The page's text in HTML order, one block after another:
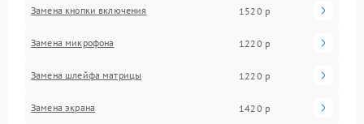
Замена кнопки включения 1520 р
Замена микрофона 1220 р
Замена шлейфа матрицы 1220 р
Замена экрана 1420 р